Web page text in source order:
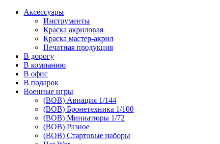
Аксессуары
Инструменты
Краска акриловая
Краска мастер-акрил
Печатная продукция
В дорогу
В компанию
В офис
В подарок
Военные игры
(ВОВ) Авиация 1/144
(ВОВ) Бронетехника 1/100
(ВОВ) Миниатюры 1/72
(ВОВ) Разное
(ВОВ) Стартовые наборы